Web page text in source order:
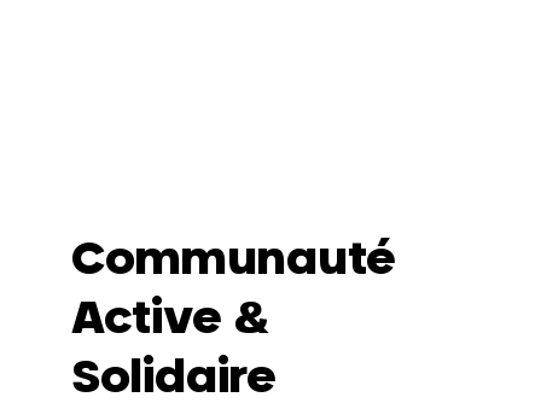
Communauté
Active &
Solidaire